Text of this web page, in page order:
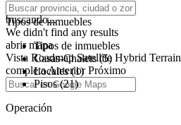
click to enable zoom
buscando...
We didn't find any results
abrir mapa
Vista Roadmap Satellite Hybrid Terrain
completaAnterior Próximo
Tipos de inmuebles
Tipos de inmuebles
Casas-Chalets (5)
Locales (1)
Pisos (21)
Operación